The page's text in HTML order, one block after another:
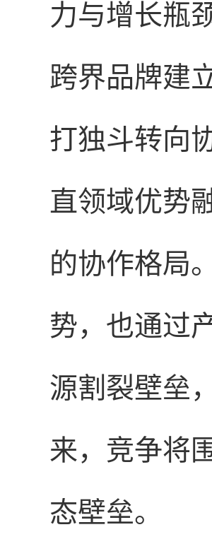
力与增长瓶
跨界品牌建
打独斗转向
直领域优势
的协作格局
势，也通过
源割裂壁垒
来，竞争将
态壁垒。